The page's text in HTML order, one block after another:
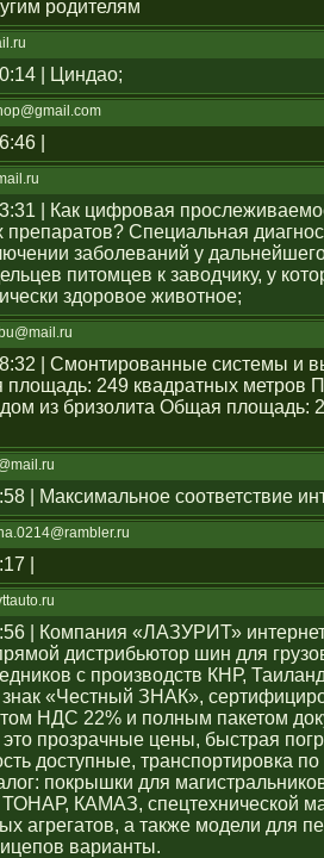
родителям
| Циндао;
|
| Как цифровая
Специальная
заболеваний у
питомцев к заводчику, у
здоровое животное;
| Смонтированные системы и
площадь: 249 квадратных метров
из бризолита Общая площадь:
| Максимальное соответствие
|
| Компания «ЛАЗУРИТ»
дистрибьютор шин для
с производств КНР,
«Честный ЗНАК»,
НДС 22% и полным пакетом
прозрачные цены, быстрая
доступные, транспортировка по
покрышки для
ТОНАР, КАМАЗ, спецтехнической
агрегатов, а также модели для
варианты.